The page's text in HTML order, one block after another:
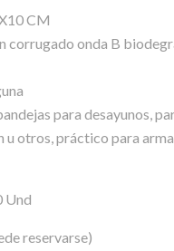
CM
corrugado onda B
para desayunos,
u otros, práctico para
Und
reservarse)